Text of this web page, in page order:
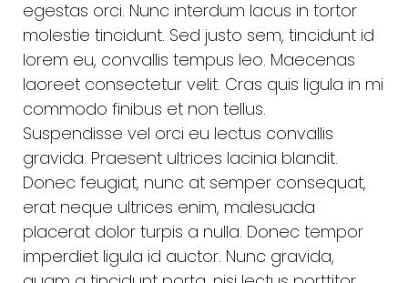
egestas orci. Nunc interdum lacus in tortor
molestie tincidunt. Sed justo sem, tincidunt id
lorem eu, convallis tempus leo. Maecenas
laoreet consectetur velit. Cras quis ligula in mi
commodo finibus et non tellus.
Suspendisse vel orci eu lectus convallis
gravida. Praesent ultrices lacinia blandit.
Donec feugiat, nunc at semper consequat,
erat neque ultrices enim, malesuada
placerat dolor turpis a nulla. Donec tempor
imperdiet ligula id auctor. Nunc gravida,